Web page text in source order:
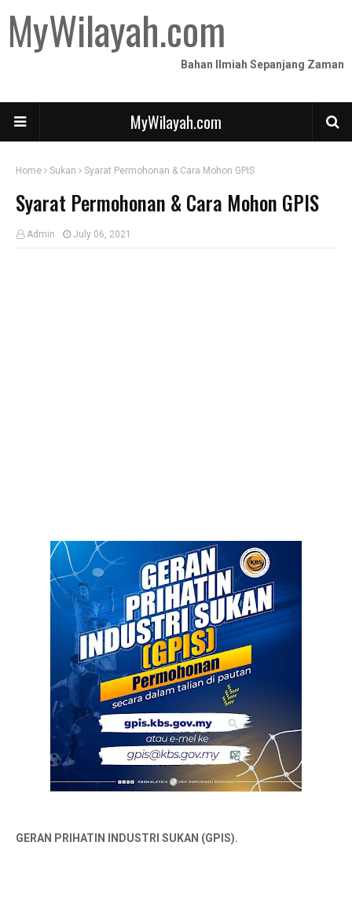
MyWilayah.com
Bahan Ilmiah Sepanjang Zaman
MyWilayah.com
Home Sukan Syarat Permohonan & Cara Mohon GPIS
Syarat Permohonan & Cara Mohon GPIS
Admin July 06, 2021
GERAN PRIHATIN INDUSTRI SUKAN (GPIS).